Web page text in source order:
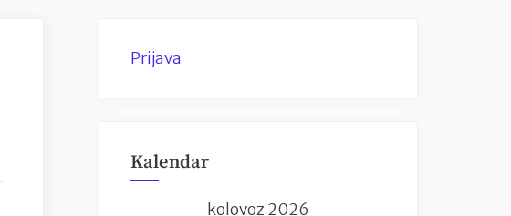
Prijava
Kalendar
kolovoz 2026